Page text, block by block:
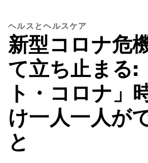
ヘルスとヘルスケア
新型コロナ危
て立ち止まる:
ト・コロナ」
け一人一人が
と